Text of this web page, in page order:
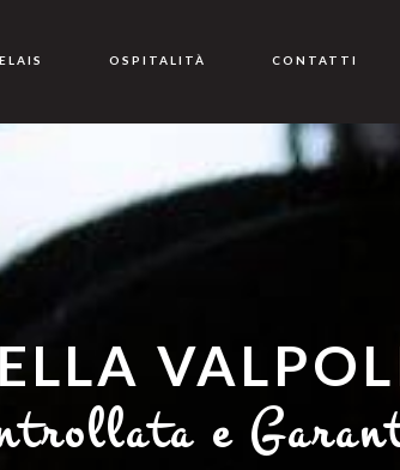
OSPITALITÀ CONTATTI
e